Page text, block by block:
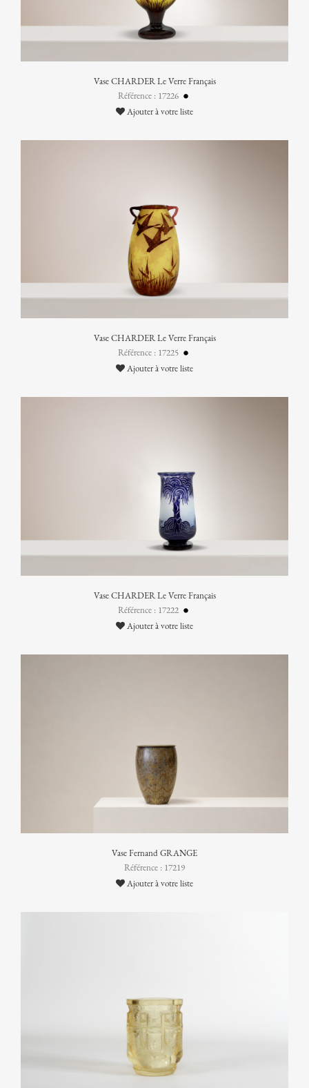
Vase CHARDER Le Verre Français
Référence : 17226
Ajouter à votre liste
Vase CHARDER Le Verre Français
Référence : 17225
Ajouter à votre liste
Vase CHARDER Le Verre Français
Référence : 17222
Ajouter à votre liste
Vase Fernand GRANGE
Référence : 17219
Ajouter à votre liste